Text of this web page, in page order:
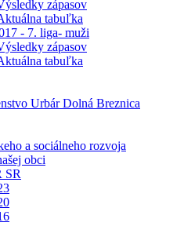
zápasov
tabuľka
- 7. liga- muži
zápasov
tabuľka
Urbár Dolná Breznica
a sociálneho rozvoja
obci
SR